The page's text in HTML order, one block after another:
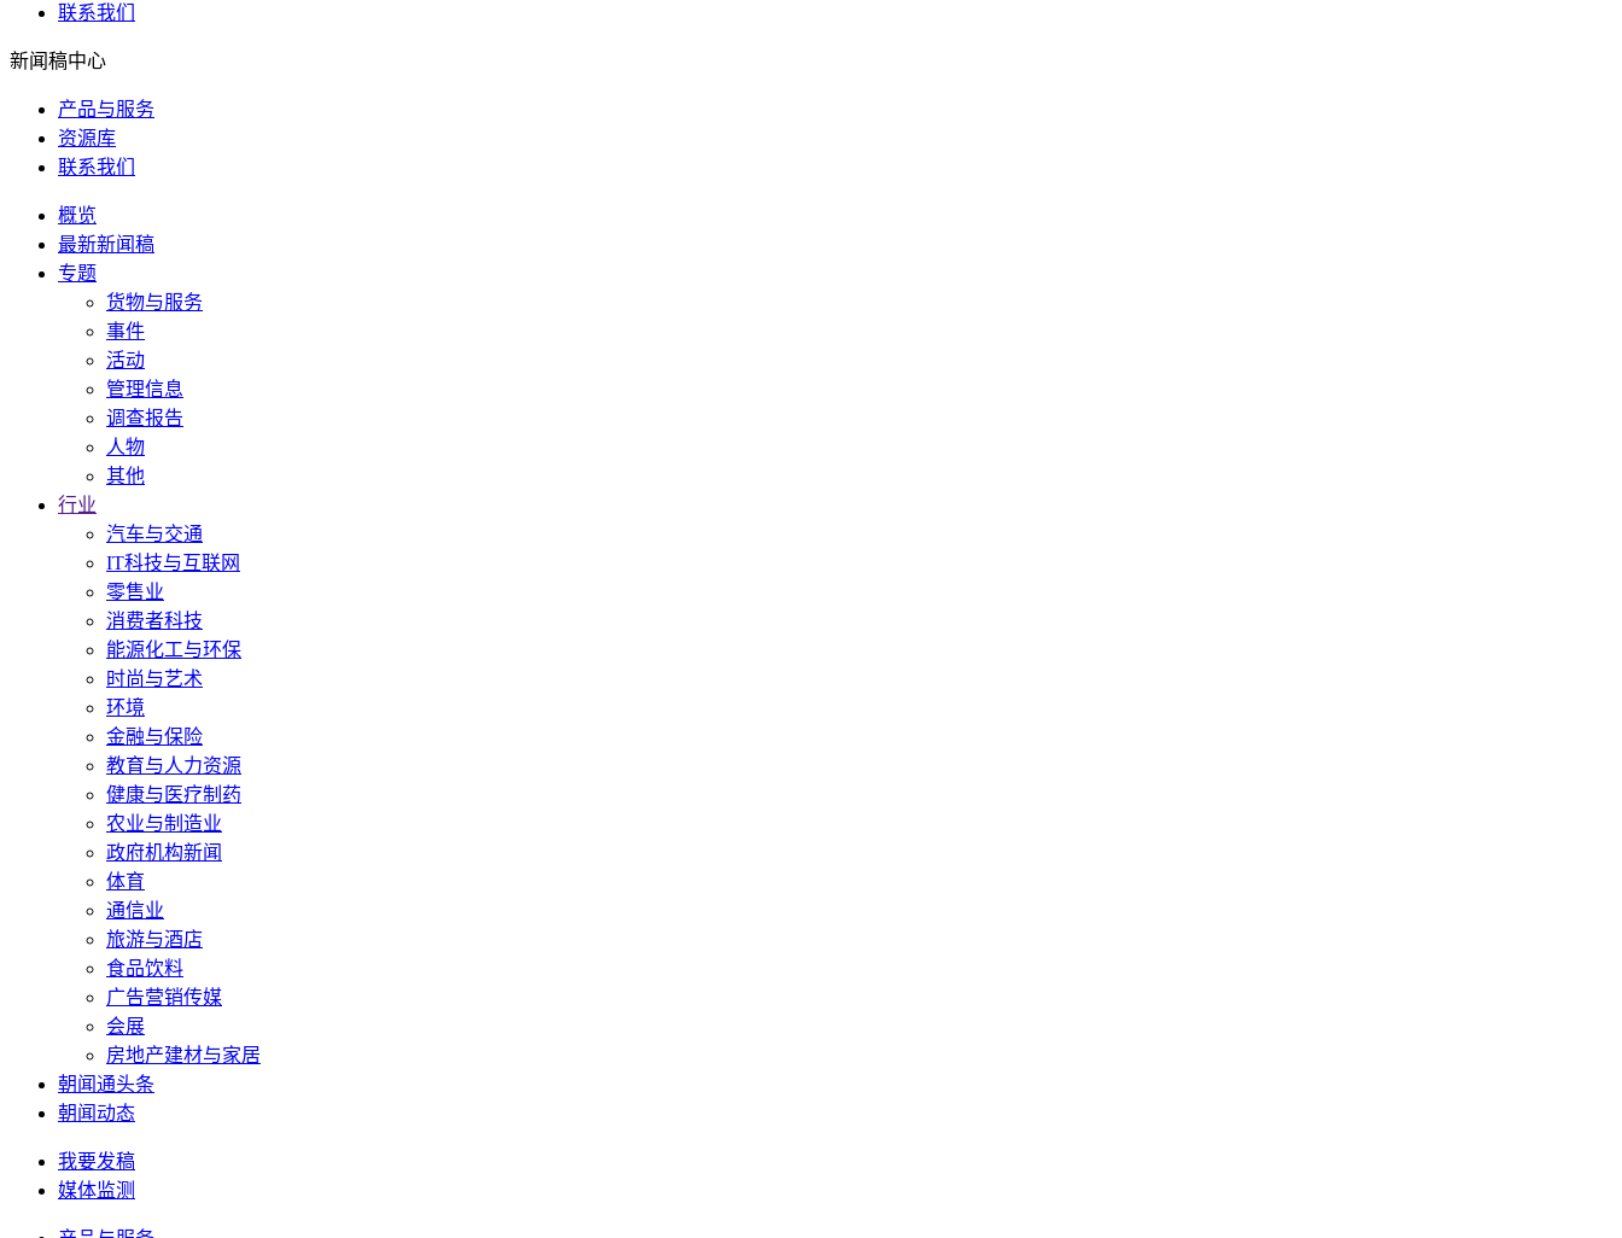
联系我们
新闻稿中心
产品与服务
资源库
联系我们
概览
最新新闻稿
专题
货物与服务
事件
活动
管理信息
调查报告
人物
其他
行业
汽车与交通
IT科技与互联网
零售业
消费者科技
能源化工与环保
时尚与艺术
环境
金融与保险
教育与人力资源
健康与医疗制药
农业与制造业
政府机构新闻
体育
通信业
旅游与酒店
食品饮料
广告营销传媒
会展
房地产建材与家居
朝闻通头条
朝闻动态
我要发稿
媒体监测